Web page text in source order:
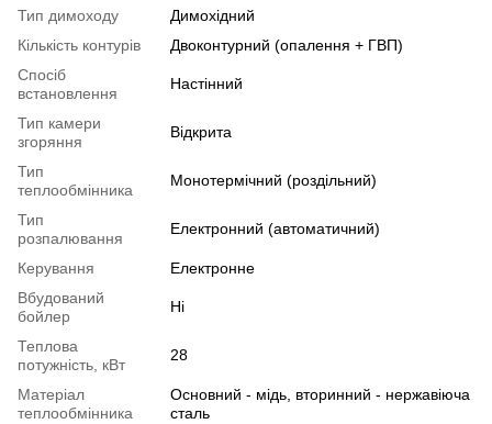
Тип димоходу
Димохідний
Кількість контурів
Двоконтурний (опалення + ГВП)
Спосіб
встановлення
Настінний
Тип камери
згоряння
Відкрита
Тип
теплообмінника
Монотермічний (роздільний)
Тип
розпалювання
Електронний (автоматичний)
Керування
Електронне
Вбудований
бойлер
Ні
Теплова
потужність, кВт
28
Матеріал
теплообмінника
Основний - мідь, вторинний - нержавіюча
сталь